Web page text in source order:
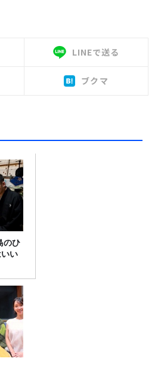
LINEで送る
ブクマ
のひ
い